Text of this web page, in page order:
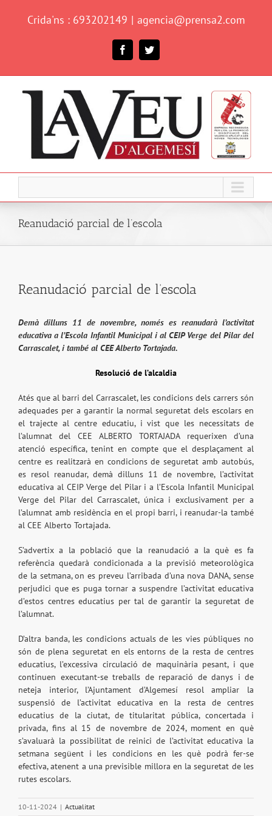
Crida'ns : 693202149 | agencia@prensa2.com
FacebookTwitter
Reanudació parcial de l’escola
Reanudació parcial de l’escola
Demà dilluns 11 de novembre, només es reanudarà l’activitat
educativa a l’Escola Infantil Municipal i al CEIP Verge del Pilar del
Carrascalet, i també al CEE Alberto Tortajada.
Resolució de l’alcaldia
Atés que al barri del Carrascalet, les condicions dels carrers són
adequades per a garantir la normal seguretat dels escolars en
el trajecte al centre educatiu, i vist que les necessitats de
l’alumnat del CEE ALBERTO TORTAJADA requerixen d’una
atenció específica, tenint en compte que el desplaçament al
centre es realitzarà en condicions de seguretat amb autobús,
es resol reanudar, demà dilluns 11 de novembre, l’activitat
educativa al CEIP Verge del Pilar i a l’Escola Infantil Municipal
Verge del Pilar del Carrascalet, única i exclusivament per a
l’alumnat amb residència en el propi barri, i reanudar-la també
al CEE Alberto Tortajada.
S’advertix a la població que la reanudació a la què es fa
referència quedarà condicionada a la previsió meteorològica
de la setmana, on es preveu l’arribada d’una nova DANA, sense
perjudici que es puga tornar a suspendre l’activitat educativa
d’estos centres educatius per tal de garantir la seguretat de
l’alumnat.
D’altra banda, les condicions actuals de les vies públiques no
són de plena seguretat en els entorns de la resta de centres
educatius, l’excessiva circulació de maquinària pesant, i que
continuen executant-se treballs de reparació de danys i de
neteja interior, l’Ajuntament d’Algemesí resol ampliar la
suspensió de l’activitat educativa en la resta de centres
educatius de la ciutat, de titularitat pública, concertada i
privada, fins al 15 de novembre de 2024, moment en què
s’avaluarà la possibilitat de reinici de l’activitat educativa la
setmana següent i les condicions en les què podrà fer-se
efectiva, atenent a una previsible millora en la seguretat de les
rutes escolars.
10-11-2024 | Actualitat